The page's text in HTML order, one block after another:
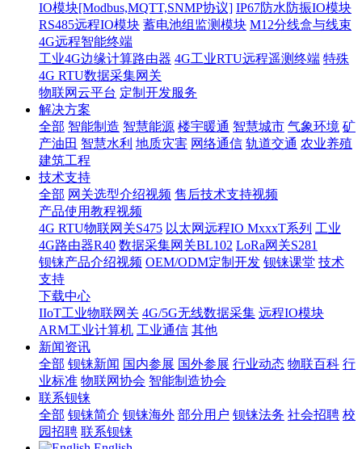
IO模块[Modbus,MQTT,SNMP协议] IP67防水防振IO模块
RS485远程IO模块 蓄电池组监测模块 M12分线盒与线束
4G远程智能终端
工业4G边缘计算路由器 4G工业RTU远程遥测终端 特殊
4G RTU数据采集网关
物联网云平台 定制开发服务
解决方案
全部 智能制造 智慧能源 楼宇暖通 智慧城市 气象环境 矿
产油田 智慧水利 地质灾害 网络通信 轨道交通 农业养殖
建筑工程
技术支持
全部 网关选型介绍视频 售后技术支持视频
产品使用教程视频
4G RTU物联网关S475 以太网远程IO MxxxT系列 工业
4G路由器R40 数据采集网关BL102 LoRa网关S281
钡铼产品介绍视频 OEM/ODM定制开发 钡铼课堂 技术
支持
下载中心
IIoT工业物联网关 4G/5G无线数据采集 远程IO模块
ARM工业计算机 工业通信 其他
新闻资讯
全部 钡铼新闻 国内参展 国外参展 行业动态 物联百科 行
业标准 物联网协会 智能制造协会
联系钡铼
全部 钡铼简介 钡铼海外 部分用户 钡铼法务 社会招聘 校
园招聘 联系钡铼